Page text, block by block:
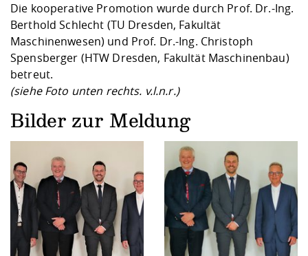
Die kooperative Promotion wurde durch Prof. Dr.-Ing.
Berthold Schlecht (TU Dresden, Fakultät
Maschinenwesen) und Prof. Dr.-Ing. Christoph
Spensberger (HTW Dresden, Fakultät Maschinenbau)
betreut.
(siehe Foto unten rechts. v.l.n.r.)
Bilder zur Meldung